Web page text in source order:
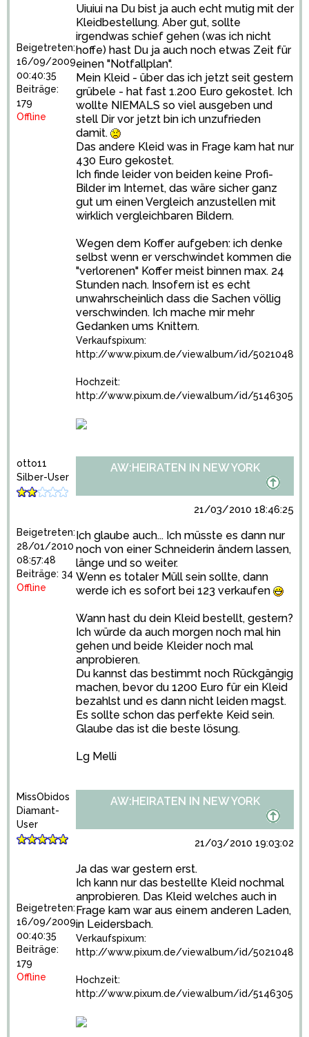
Beigetreten:
16/09/2009
00:40:35
Beiträge:
179
Offline
Uiuiui na Du bist ja auch echt mutig mit der
Kleidbestellung. Aber gut, sollte
irgendwas schief gehen (was ich nicht
hoffe) hast Du ja auch noch etwas Zeit für
einen "Notfallplan".
Mein Kleid - über das ich jetzt seit gestern
grübele - hat fast 1.200 Euro gekostet. Ich
wollte NIEMALS so viel ausgeben und
stell Dir vor jetzt bin ich unzufrieden
damit.
Das andere Kleid was in Frage kam hat nur
430 Euro gekostet.
Ich finde leider von beiden keine Profi-
Bilder im Internet, das wäre sicher ganz
gut um einen Vergleich anzustellen mit
wirklich vergleichbaren Bildern.
Wegen dem Koffer aufgeben: ich denke
selbst wenn er verschwindet kommen die
"verlorenen" Koffer meist binnen max. 24
Stunden nach. Insofern ist es echt
unwahrscheinlich dass die Sachen völlig
verschwinden. Ich mache mir mehr
Gedanken ums Knittern.
Verkaufspixum:
http://www.pixum.de/viewalbum/id/5021048
Hochzeit:
http://www.pixum.de/viewalbum/id/5146305
otto11
Silber-User
Beigetreten:
28/01/2010
08:57:48
Beiträge: 34
Offline
AW:HEIRATEN IN NEW YORK
21/03/2010 18:46:25
Ich glaube auch... Ich müsste es dann nur
noch von einer Schneiderin ändern lassen,
länge und so weiter.
Wenn es totaler Müll sein sollte, dann
werde ich es sofort bei 123 verkaufen
Wann hast du dein Kleid bestellt, gestern?
Ich würde da auch morgen noch mal hin
gehen und beide Kleider noch mal
anprobieren.
Du kannst das bestimmt noch Rückgängig
machen, bevor du 1200 Euro für ein Kleid
bezahlst und es dann nicht leiden magst.
Es sollte schon das perfekte Keid sein.
Glaube das ist die beste lösung.
Lg Melli
MissObidos
Diamant-
User
Beigetreten:
16/09/2009
00:40:35
Beiträge:
179
Offline
AW:HEIRATEN IN NEW YORK
21/03/2010 19:03:02
Ja das war gestern erst.
Ich kann nur das bestellte Kleid nochmal
anprobieren. Das Kleid welches auch in
Frage kam war aus einem anderen Laden,
in Leidersbach.
Verkaufspixum:
http://www.pixum.de/viewalbum/id/5021048
Hochzeit:
http://www.pixum.de/viewalbum/id/5146305